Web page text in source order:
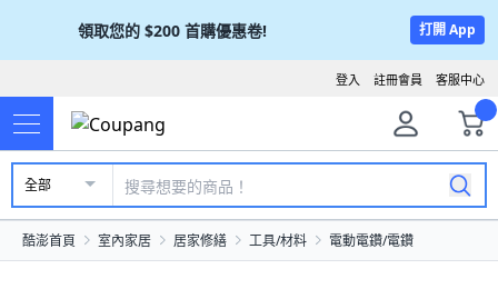
領取您的 $200 首購優惠卷! 打開 App
客服中心
註冊會員
登入
全部
酷澎首頁 室內家居 居家修繕 工具/材料 電動電鑽/電鑽